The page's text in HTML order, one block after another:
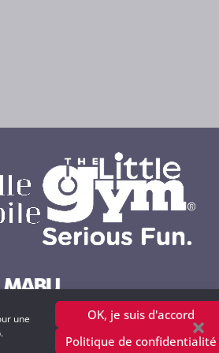
une
OK, je suis d'accord
Politique de confidentialité
MABU Concepts S.A.
© 2001 - 2025 petitweb.lu